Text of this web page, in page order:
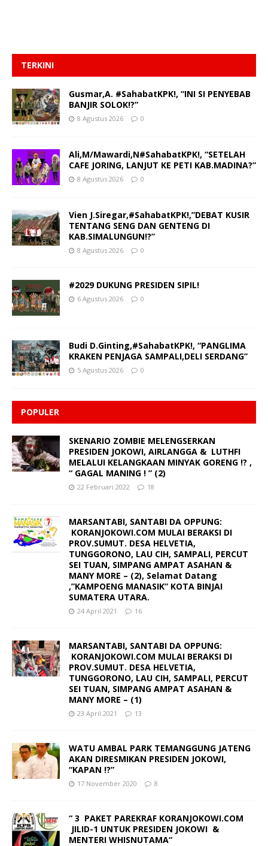
TERKINI
Gusmar,A. #SahabatKPK!, “INI SI PENYEBAB
BANJIR SOLOK!?”
8 Agustus 2026 0
Ali,M/Mawardi,N#SahabatKPK!, “SETELAH
CAFE JORING, LANJUT KE PETI KAB.MADINA?”
8 Agustus 2026 0
Vien J.Siregar,#SahabatKPK!,”DEBAT KUSIR
TENTANG SENG DAN GENTENG DI
KAB.SIMALUNGUN!?”
8 Agustus 2026 0
#2029 DUKUNG PRESIDEN SIPIL!
6 Agustus 2026 0
Budi D.Ginting,#SahabatKPK!, “PANGLIMA
KRAKEN PENJAGA SAMPALI,DELI SERDANG”
5 Agustus 2026 0
POPULER
SKENARIO ZOMBIE MELENGSERKAN
PRESIDEN JOKOWI, AIRLANGGA & LUTHFI
MELALUI KELANGKAAN MINYAK GORENG !? ,
“ GAGAL MANING ! ” (2)
22 Februari 2022 18
MARSANTABI, SANTABI DA OPPUNG:
KORANJOKOWI.COM MULAI BERAKSI DI
PROV.SUMUT. DESA HELVETIA,
TUNGGORONO, LAU CIH, SAMPALI, PERCUT
SEI TUAN, SIMPANG AMPAT ASAHAN &
MANY MORE – (2), Selamat Datang
,”KAMPOENG MANASIK” KOTA BINJAI
SUMATERA UTARA.
24 April 2021 16
MARSANTABI, SANTABI DA OPPUNG:
KORANJOKOWI.COM MULAI BERAKSI DI
PROV.SUMUT. DESA HELVETIA,
TUNGGORONO, LAU CIH, SAMPALI, PERCUT
SEI TUAN, SIMPANG AMPAT ASAHAN &
MANY MORE – (1)
23 April 2021 13
WATU AMBAL PARK TEMANGGUNG JATENG
AKAN DIRESMIKAN PRESIDEN JOKOWI,
“KAPAN !?”
17 November 2020 8
“ 3 PAKET PAREKRAF KORANJOKOWI.COM
JILID-1 UNTUK PRESIDEN JOKOWI &
MENTERI WHISNUTAMA“